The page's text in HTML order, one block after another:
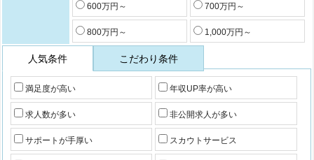
600万円～ 700万円～
800万円～ 1,000万円～
人気条件 こだわり条件
満足度が高い 年収UP率が高い
求人数が多い 非公開求人が多い
サポートが手厚い スカウトサービス